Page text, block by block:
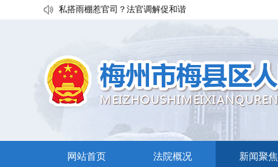
私搭雨棚惹官司？法官调解促和谐
网站首页 法院概况 新闻聚焦